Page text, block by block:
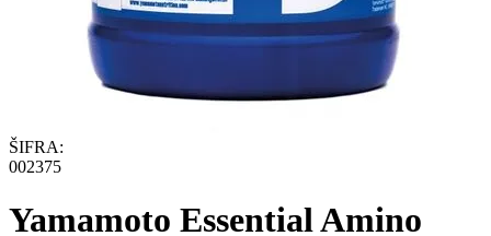
ŠIFRA:
002375
Yamamoto Essential Amino